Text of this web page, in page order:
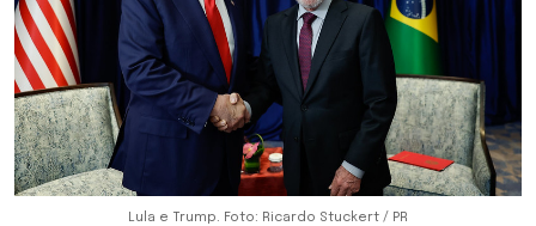
Lula e Trump. Foto: Ricardo Stuckert / PR